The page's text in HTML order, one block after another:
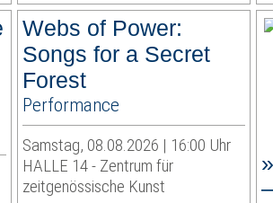
Webs of Power:
Songs for a Secret
Forest
Performance
Samstag, 08.08.2026 | 16:00 Uhr
HALLE 14 - Zentrum für
zeitgenössische Kunst